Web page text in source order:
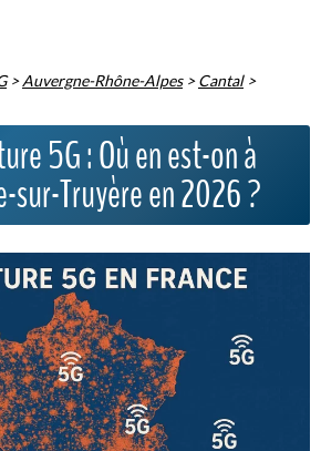
>Auvergne-Rhône-Alpes>Cantal>
5G : Où en est-on à
sur-Truyère en 2026 ?